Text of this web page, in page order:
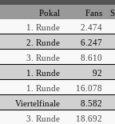
Pokal Fans
1. Runde 2.474
2. Runde 6.247
3. Runde 8.610
1. Runde 92
1. Runde 16.078
Viertelfinale 8.582
3. Runde 18.692